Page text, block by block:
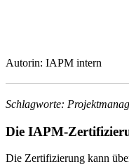
Autorin: IAPM intern
Schlagworte:
Die IAPM-
Die Zertifizierung kann